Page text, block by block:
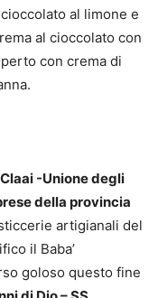
al limone e
al cioccolato con
con crema di
Claai -Unione degli
della provincia
artigianali del
il Baba’
goloso questo fine